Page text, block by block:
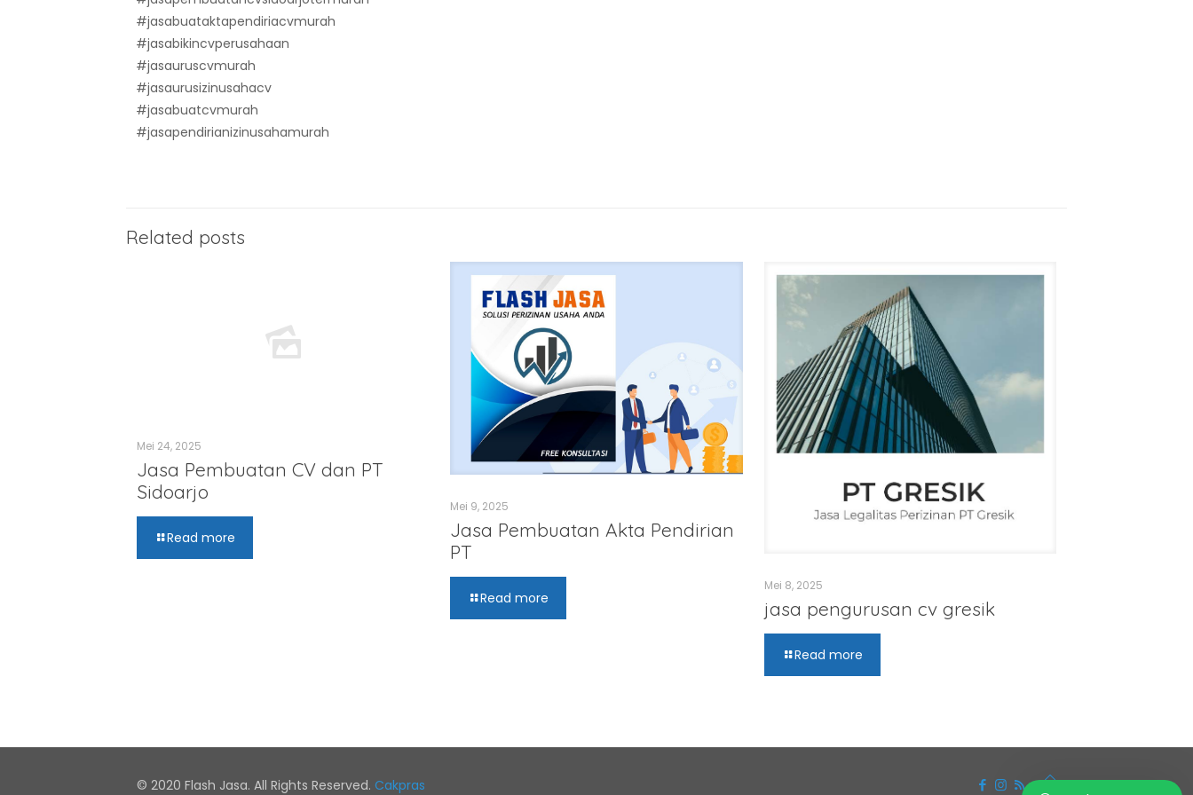
#jasabuataktapendiriacvmurah
#jasabikincvperusahaan
#jasauruscvmurah
#jasaurusizinusahacv
#jasabuatcvmurah
#jasapendirianizinusahamurah
Related posts
Mei 24, 2025
Jasa Pembuatan CV dan PT
Sidoarjo
Read more
Mei 9, 2025
Jasa Pembuatan Akta Pendirian
PT
Read more
Mei 8, 2025
jasa pengurusan cv gresik
Read more
© 2020 Flash Jasa. All Rights Reserved. Cakpras